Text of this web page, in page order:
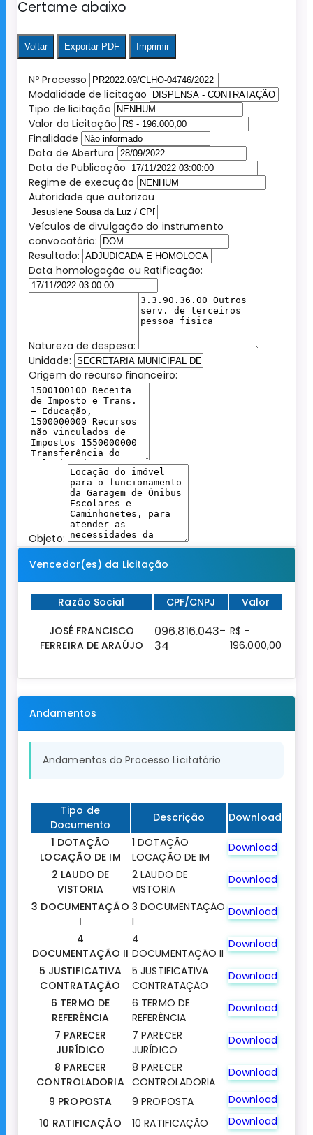
Certame abaixo
Voltar Exportar PDF Imprimir
Nº Processo
Modalidade de licitação
Tipo de licitação
Valor da Licitação
Finalidade
Data de Abertura
Data de Publicação
Regime de execução
Autoridade que autorizou
Veículos de divulgação do instrumento
convocatório:
Resultado:
Data homologação ou Ratificação:
Natureza de despesa:
Unidade:
Origem do recurso financeiro:
Objeto:
Vencedor(es) da Licitação
Razão Social CPF/CNPJ Valor
JOSÉ FRANCISCO
FERREIRA DE ARAÚJO
096.816.043-
34
R$ -
196.000,00
Andamentos
Andamentos do Processo Licitatório
Tipo de
Documento
Descrição
Download
1 DOTAÇÃO
LOCAÇÃO DE IM
1 DOTAÇÃO
LOCAÇÃO DE IM
Download
2 LAUDO DE
VISTORIA
2 LAUDO DE
VISTORIA
Download
3 DOCUMENTAÇÃO
I
3 DOCUMENTAÇÃO
I
Download
4
DOCUMENTAÇÃO II
4
DOCUMENTAÇÃO II
Download
5 JUSTIFICATIVA
CONTRATAÇÃO
5 JUSTIFICATIVA
CONTRATAÇÃO
Download
6 TERMO DE
REFERÊNCIA
6 TERMO DE
REFERÊNCIA
Download
7 PARECER
JURÍDICO
7 PARECER
JURÍDICO
Download
8 PARECER
CONTROLADORIA
8 PARECER
CONTROLADORIA
Download
9 PROPOSTA 9 PROPOSTA
Download
10 RATIFICAÇÃO
10 RATIFICAÇÃO
Download